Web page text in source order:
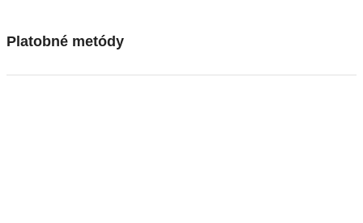
Platobné metódy